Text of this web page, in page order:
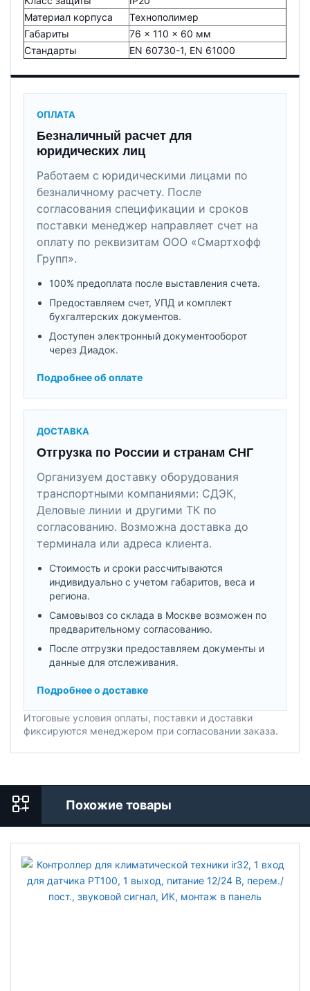
Материал корпуса
Технополимер
Габариты
76 × 110 × 60 мм
Стандарты
EN 60730-1, EN 61000
ОПЛАТА
Безналичный расчет для
юридических лиц
Работаем с юридическими лицами по
безналичному расчету. После
согласования спецификации и сроков
поставки менеджер направляет счет на
оплату по реквизитам ООО «Смартхофф
Групп».
100% предоплата после выставления счета.
Предоставляем счет, УПД и комплект
бухгалтерских документов.
Доступен электронный документооборот
через Диадок.
Подробнее об оплате
ДОСТАВКА
Отгрузка по России и странам СНГ
Организуем доставку оборудования
транспортными компаниями: СДЭК,
Деловые линии и другими ТК по
согласованию. Возможна доставка до
терминала или адреса клиента.
Стоимость и сроки рассчитываются
индивидуально с учетом габаритов, веса и
региона.
Самовывоз со склада в Москве возможен по
предварительному согласованию.
После отгрузки предоставляем документы и
данные для отслеживания.
Подробнее о доставке
Итоговые условия оплаты, поставки и доставки
фиксируются менеджером при согласовании заказа.
Похожие товары